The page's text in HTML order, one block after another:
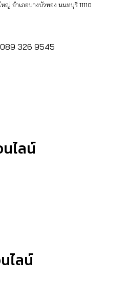
ญ่ อำเภอบางบัวทอง นนทบุรี 11110
326 9545
ไลน์
ไลน์